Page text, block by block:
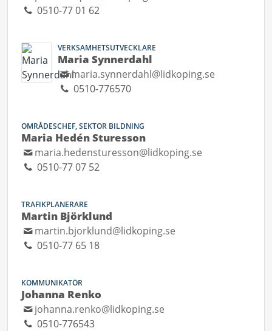
0510-77 01 62
VERKSAMHETSUTVECKLARE
Maria Synnerdahl
maria.synnerdahl@lidkoping.se
0510-776570
OMRÅDESCHEF, SEKTOR BILDNING
Maria Hedén Sturesson
maria.hedensturesson@lidkoping.se
0510-77 07 52
TRAFIKPLANERARE
Martin Björklund
martin.bjorklund@lidkoping.se
0510-77 65 18
KOMMUNIKATÖR
Johanna Renko
johanna.renko@lidkoping.se
0510-776543